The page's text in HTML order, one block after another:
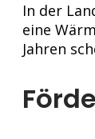
In der
eine
Jahren